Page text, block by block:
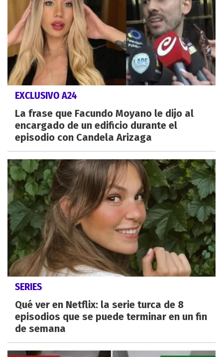
EXCLUSIVO A24
La frase que Facundo Moyano le dijo al
encargado de un edificio durante el
episodio con Candela Arizaga
SERIES
Qué ver en Netflix: la serie turca de 8
episodios que se puede terminar en un fin
de semana